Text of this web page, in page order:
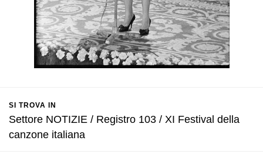
SI TROVA IN
Settore NOTIZIE / Registro 103 / XI Festival della
canzone italiana